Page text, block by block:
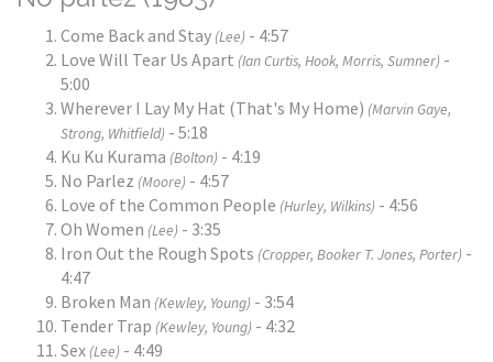
Come Back and Stay (Lee) - 4:57
Love Will Tear Us Apart (Ian Curtis, Hook, Morris, Sumner) -
5:00
Wherever I Lay My Hat (That's My Home) (Marvin Gaye,
Strong, Whitfield) - 5:18
Ku Ku Kurama (Bolton) - 4:19
No Parlez (Moore) - 4:57
Love of the Common People (Hurley, Wilkins) - 4:56
Oh Women (Lee) - 3:35
Iron Out the Rough Spots (Cropper, Booker T. Jones, Porter) -
4:47
Broken Man (Kewley, Young) - 3:54
Tender Trap (Kewley, Young) - 4:32
Sex (Lee) - 4:49